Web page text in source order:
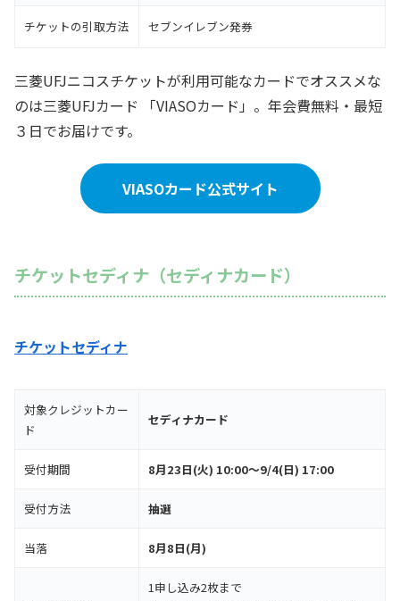
チケットの引取方法 セブンイレブン発券
三菱UFJニコスチケットが利用可能なカードでオススメな
のは三菱UFJカード 「VIASOカード」。年会費無料・最短
３日でお届けです。
VIASOカード公式サイト
チケットセディナ（セディナカード）
チケットセディナ
対象クレジットカー
ド
セディナカード
受付期間 8月23日(火) 10:00～9/4(日) 17:00
受付方法 抽選
当落 8月8日(月)
1申し込み2枚まで